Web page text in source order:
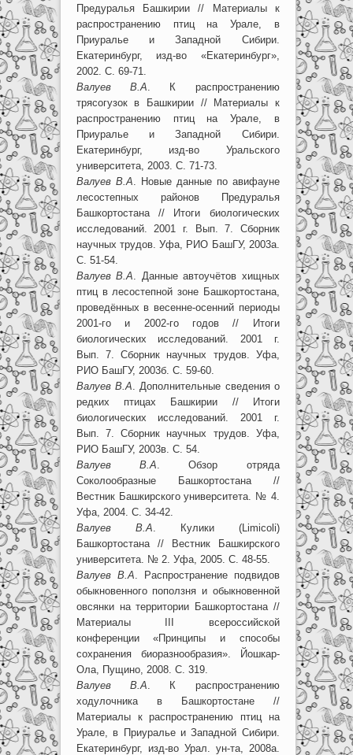
Предуралья Башкирии // Материалы к
распространению птиц на Урале, в
Приуралье и Западной Сибири.
Екатеринбург, изд-во «Екатеринбург»,
2002. С. 69-71.
Валуев В.А. К распространению
трясогузок в Башкирии // Материалы к
распространению птиц на Урале, в
Приуралье и Западной Сибири.
Екатеринбург, изд-во Уральского
университета, 2003. С. 71-73.
Валуев В.А. Новые данные по авифауне
лесостепных районов Предуралья
Башкортостана // Итоги биологических
исследований. 2001 г. Вып. 7. Сборник
научных трудов. Уфа, РИО БашГУ, 2003а.
С. 51-54.
Валуев В.А. Данные автоучётов хищных
птиц в лесостепной зоне Башкортостана,
проведённых в весенне-осенний периоды
2001-го и 2002-го годов // Итоги
биологических исследований. 2001 г.
Вып. 7. Сборник научных трудов. Уфа,
РИО БашГУ, 2003б. С. 59-60.
Валуев В.А. Дополнительные сведения о
редких птицах Башкирии // Итоги
биологических исследований. 2001 г.
Вып. 7. Сборник научных трудов. Уфа,
РИО БашГУ, 2003в. С. 54.
Валуев В.А. Обзор отряда
Соколообразные Башкортостана //
Вестник Башкирского университета. № 4.
Уфа, 2004. С. 34-42.
Валуев В.А. Кулики (Limicoli)
Башкортостана // Вестник Башкирского
университета. № 2. Уфа, 2005. С. 48-55.
Валуев В.А. Распространение подвидов
обыкновенного поползня и обыкновенной
овсянки на территории Башкортостана //
Материалы III всероссийской
конференции «Принципы и способы
сохранения биоразнообразия». Йошкар-
Ола, Пущино, 2008. С. 319.
Валуев В.А. К распространению
ходулочника в Башкортостане //
Материалы к распространению птиц на
Урале, в Приуралье и Западной Сибири.
Екатеринбург, изд-во Урал. ун-та, 2008а.